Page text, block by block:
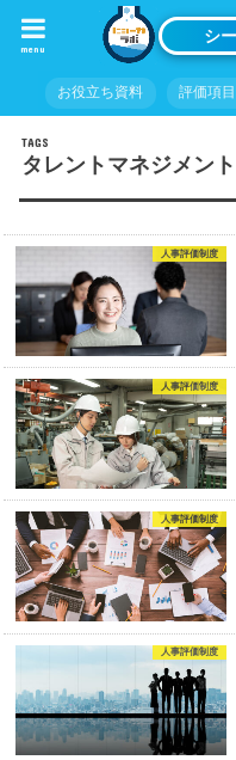
シ
menu
お役立ち資料 評価項
タレントマネジメント
人事評価制度
人事評価制度
人事評価制度
人事評価制度